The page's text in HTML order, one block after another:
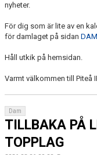
nyheter.
För dig som är lite av en
för damlaget på sidan
Håll utkik på hemsidan.
Varmt välkommen till Piteå
Dam
TILLBAKA PÅ
TOPPLAG